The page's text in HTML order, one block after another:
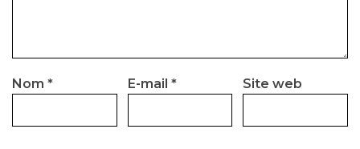
Nom * E-mail * Site web